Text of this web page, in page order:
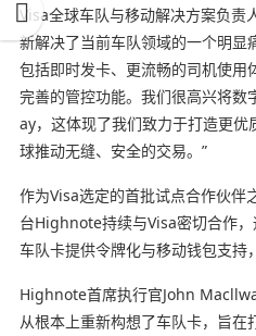
Visa全球车队与移动解决方案负责
新解决了当前车队领域的一个明显
包括即时发卡、更流畅的司机使用
完善的管控功能。我们很高兴将
ay，这体现了我们致力于打造更
球推动无缝、安全的交易。”
作为Visa选定的首批试点合作伙伴
台Highnote持续与Visa密切合作
车队卡提供令牌化与移动钱包支持
Highnote首席执行官John
从根本上重新构想了车队卡，旨